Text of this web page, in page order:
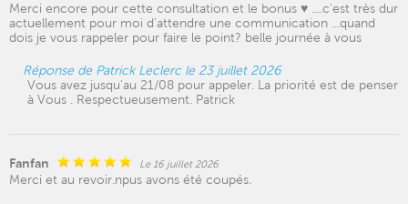
Merci encore pour cette consultation et le bonus ♥ ....c'est très dur
actuellement pour moi d'attendre une communication ...quand
dois je vous rappeler pour faire le point? belle journée à vous
Réponse de Patrick Leclerc le 23 juillet 2026
Vous avez jusqu'au 21/08 pour appeler. La priorité est de penser
à Vous . Respectueusement. Patrick
Fanfan Le 16 juillet 2026
Merci et au revoir.npus avons été coupés.